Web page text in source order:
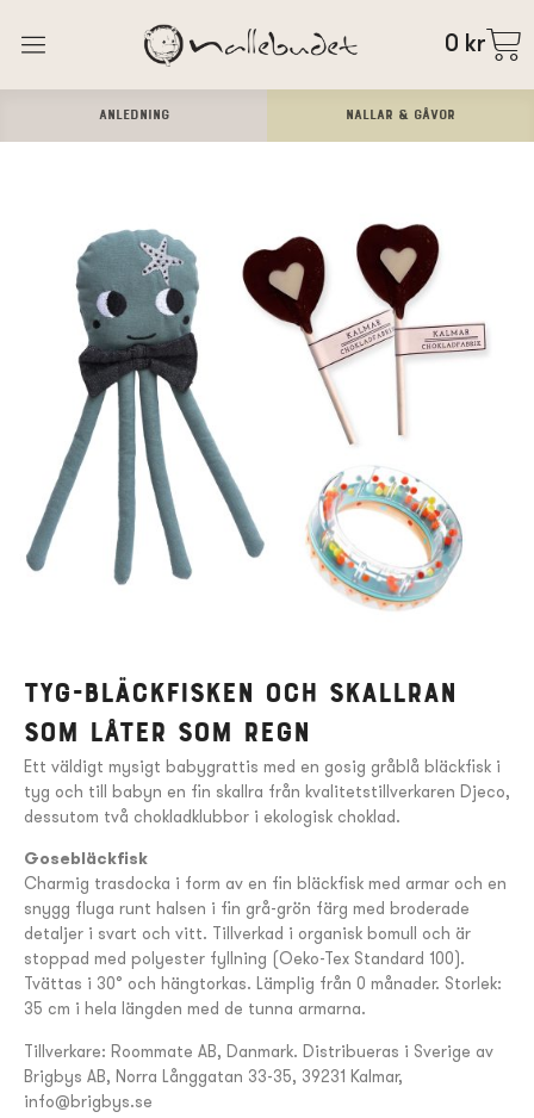
0 kr
ANLEDNING Nallar & Gåvor
Tyg-Bläckfisken och skallran
som låter som regn
Ett väldigt mysigt babygrattis med en gosig gråblå bläckfisk i
tyg och till babyn en fin skallra från kvalitetstillverkaren Djeco,
dessutom två chokladklubbor i ekologisk choklad.
Gosebläckfisk
Charmig trasdocka i form av en fin bläckfisk med armar och en
snygg fluga runt halsen i fin grå-grön färg med broderade
detaljer i svart och vitt. Tillverkad i organisk bomull och är
stoppad med polyester fyllning (Oeko-Tex Standard 100).
Tvättas i 30° och hängtorkas. Lämplig från 0 månader. Storlek:
35 cm i hela längden med de tunna armarna.
Tillverkare: Roommate AB, Danmark. Distribueras i Sverige av
Brigbys AB, Norra Långgatan 33-35, 39231 Kalmar,
info@brigbys.se